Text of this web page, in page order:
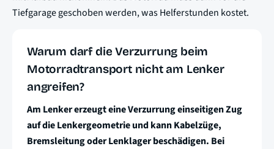
Tiefgarage geschoben werden, was Helferstunden kostet.
Warum darf die Verzurrung beim
Motorradtransport nicht am Lenker
angreifen?
Am Lenker erzeugt eine Verzurrung einseitigen Zug
auf die Lenkergeometrie und kann Kabelzüge,
Bremsleitung oder Lenklager beschädigen. Bei